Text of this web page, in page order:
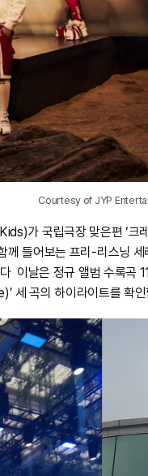
Courtesy of JYP
가 국립극장 맞은편 ‘
께 들어보는 프리-리스닝
이날은 정규 앨범 수록
세 곡의 하이라이트를